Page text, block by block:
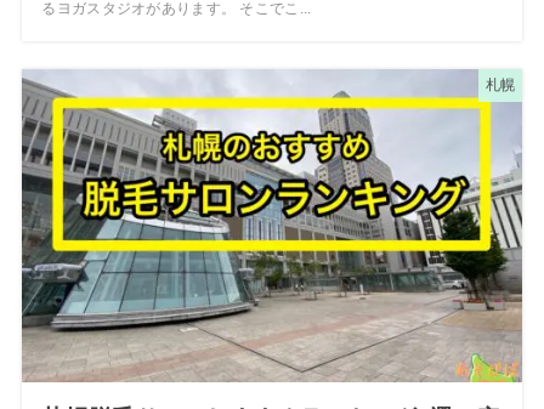
るヨガスタジオがあります。 そこでこ...
札幌